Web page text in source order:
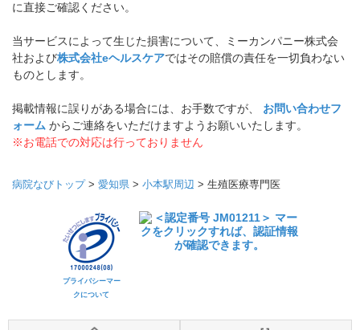
に直接ご確認ください。
当サービスによって生じた損害について、ミーカンパニー株式会
社および株式会社eヘルスケアではその賠償の責任を一切負わない
ものとします。
掲載情報に誤りがある場合には、お手数ですが、 お問い合わせフ
ォーム からご連絡をいただけますようお願いいたします。
※お電話での対応は行っておりません
病院なびトップ> 愛知県 > 小本駅周辺 > 生殖医療専門医
プライバシーマー
クについて